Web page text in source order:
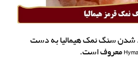
شدن سنگ نمک هیمالیا به دست